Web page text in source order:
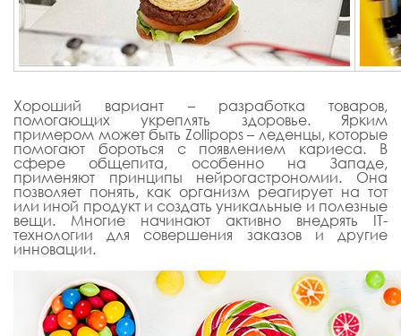
Хороший вариант – разработка товаров,
помогающих укреплять здоровье. Ярким
примером может быть Zollipops – леденцы, которые
помогают бороться с появлением кариеса. В
сфере общепита, особенно на Западе,
применяют принципы нейрогастрономии. Она
позволяет понять, как организм реагирует на тот
или иной продукт и создать уникальные и полезные
вещи. Многие начинают активно внедрять IT-
технологии для совершения заказов и другие
инновации.